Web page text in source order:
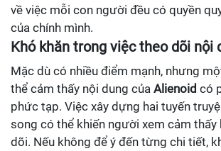
về việc mỗi con người đều có quyền
của chính mình.
Khó khăn trong việc theo dõi nội
Mặc dù có nhiều điểm mạnh, nhưng
thể cảm thấy nội dung của Alienoid có
phức tạp. Việc xây dựng hai tuyến
song có thể khiến người xem cảm thấy
dõi. Nếu không để ý đến từng chi tiết,